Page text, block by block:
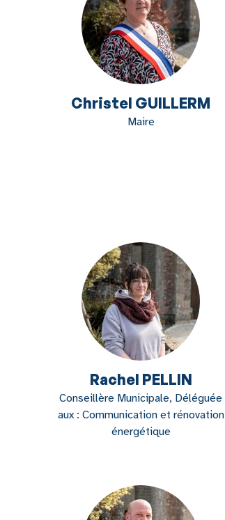
Christel GUILLERM
Maire
Rachel PELLIN
Conseillère Municipale, Déléguée
aux : Communication et rénovation
énergétique